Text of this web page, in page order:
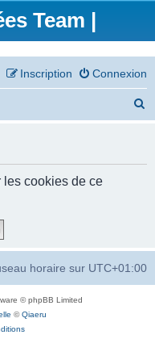
Team |
Connexion
Inscription
c
les cookies de ce
horaire sur UTC+01:00
© phpBB Limited
©Qiaeru